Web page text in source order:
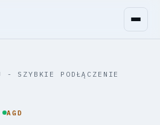
- SZYBKIE PODŁĄCZENIE
AGD